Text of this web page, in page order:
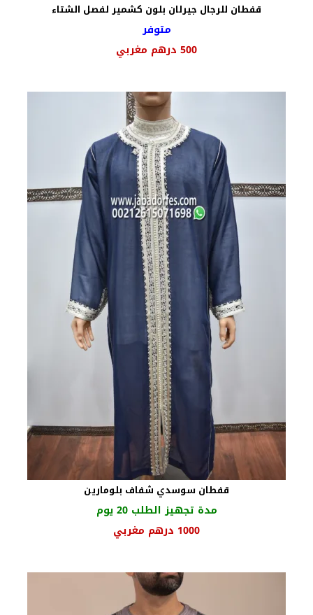
قفطان للرجال جيرلان بلون كشمير لفصل الشتاء
متوفر
500 درهم مغربي
قفطان سوسدي شفاف بلومارين
مدة تجهيز الطلب 20 يوم
السعر
1250 درهم
مغربي.
1000 درهم مغربي
1000 درهم